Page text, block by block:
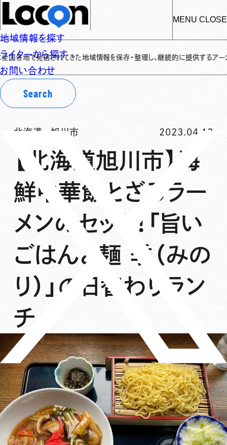
MENU CLOSE
地域情報を探す
ライターから探す
お問い合わせ
Search
信されてきた地域情報を保存・整理し、継続的に提供するアーカイブサイト
北海道 -旭川市 2023.04.13
【北海道旭川市】海
鮮中華飯とざるラー
メンのセット！「旨い
ごはんと麺 季（みの
り）」の日替わりラン
チ